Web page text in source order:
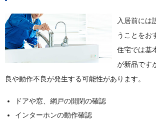
入居前には
うことをお
住宅では基
が新品です
良や動作不良が発生する可能性があります。
ドアや窓、網戸の開閉の確認
インターホンの動作確認